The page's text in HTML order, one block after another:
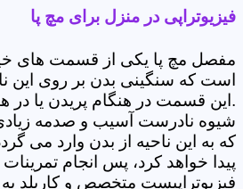
فیزیوتراپی در منزل برای مچ پا
مفصل مچ پا یکی از قسمت های
است که سنگینی بدن بر روی این
.این قسمت در هنگام پریدن یا در
شیوه نادرست آسیب و صدمه
که به این ناحیه از بدن وارد می
پیدا خواهد کرد، پس انجام
فیزیوتراپیست متخصص و کاربلد